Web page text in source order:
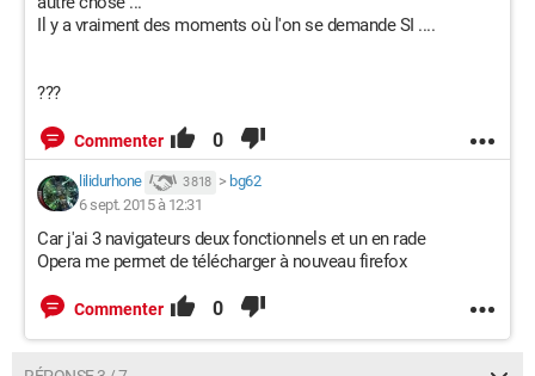
Il y a vraiment des moments où l'on se demande SI ....
???
Commenter 0
lilidurhone 3 818 > bg62
6 sept. 2015 à 12:31
Car j'ai 3 navigateurs deux fonctionnels et un en rade
Opera me permet de télécharger à nouveau firefox
Commenter 0